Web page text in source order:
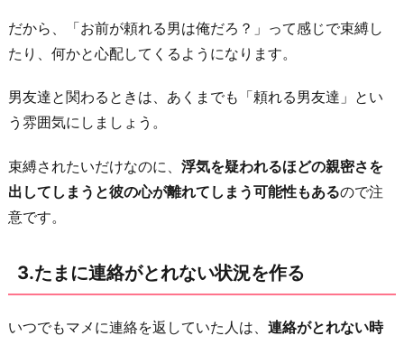
す
る
5.
甘
る
6.
束
し
て
ほ
だから、「お前が頼れる男は俺だろ？」って感じで束縛し
たり、何かと心配してくるようになります。
男友達と関わるときは、あくまでも「頼れる男友達」とい
う雰囲気にしましょう。
束縛されたいだけなのに、 浮気を疑われるほどの親密さを
出してしまうと彼の心が離れてしまう可能性もあるので注
意です。
3.たまに連絡がとれない状況を作る
いつでもマメに連絡を返していた人は、 連絡がとれない時